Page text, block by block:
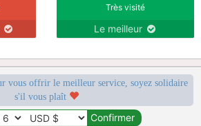
Très visité
Le meilleur
vous offrir le meilleur service, soyez solidaire
s'il vous plaît